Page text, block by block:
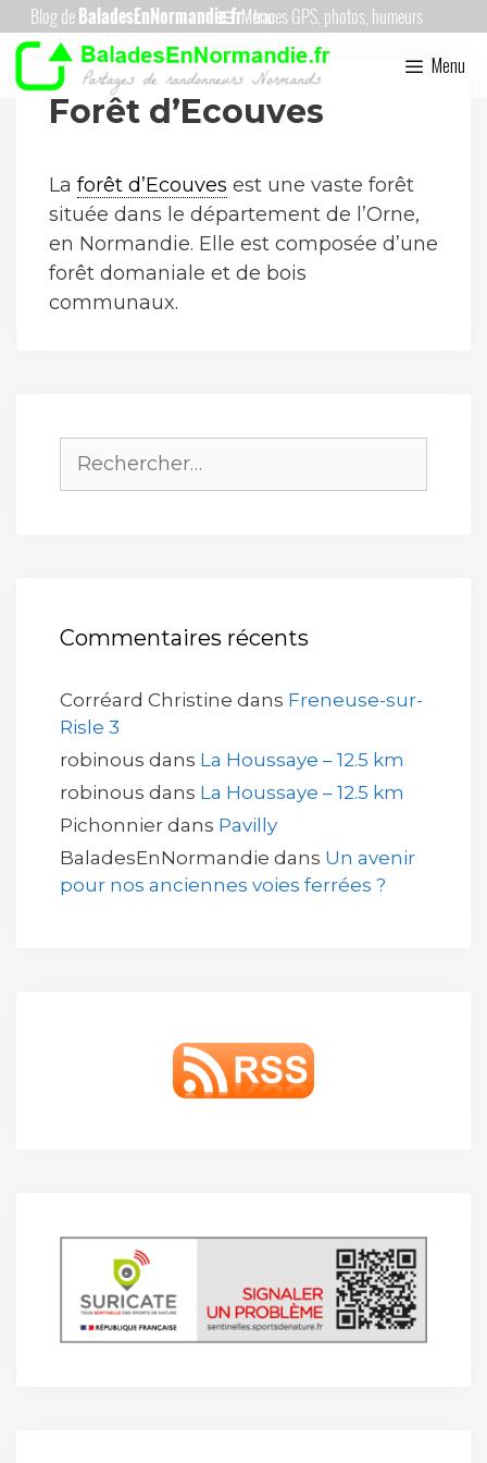
Aller
au
contenu
Menu
Menu
Forêt d’Ecouves
La forêt d’Ecouves est une vaste forêt
située dans le département de l’Orne,
en Normandie. Elle est composée d’une
forêt domaniale et de bois
communaux.
Rechercher :
Commentaires récents
Corréard Christine dans Freneuse-sur-
Risle 3
robinous dans La Houssaye – 12.5 km
robinous dans La Houssaye – 12.5 km
Pichonnier dans Pavilly
BaladesEnNormandie dans Un avenir
pour nos anciennes voies ferrées ?